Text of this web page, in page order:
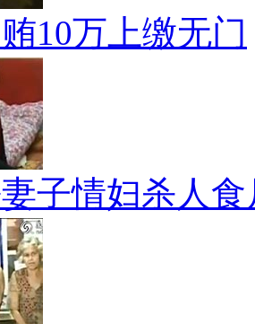
10万上缴无门
子情妇杀人食